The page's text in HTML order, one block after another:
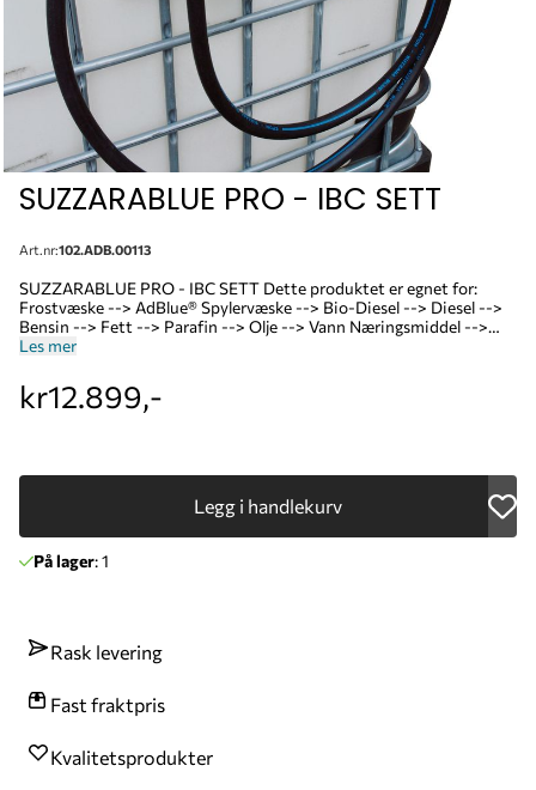
SUZZARABLUE PRO - IBC SETT
Art.nr:102.ADB.00113
SUZZARABLUE PRO - IBC SETT Dette produktet er egnet for:
Frostvæske --> AdBlue® Spylervæske --> Bio-Diesel --> Diesel -->
Bensin --> Fett --> Parafin --> Olje --> Vann Næringsmiddel -->
SUZZARABLUE PRO - IBC SETT. Kraftig og kompakt, selvsugende
ment for å henge på siden av IBC containeren, noe som gjør den
enkel å flytte fra IBC til IBC, den selvsugende membran pumpen er
50Hz Strøm max: 1.95A Effekt: 400 Watt F00201B1B
Les mer
kr12.899,-
Legg i handlekurv
På lager: 1
Rask levering
Fast fraktpris
Kvalitetsprodukter